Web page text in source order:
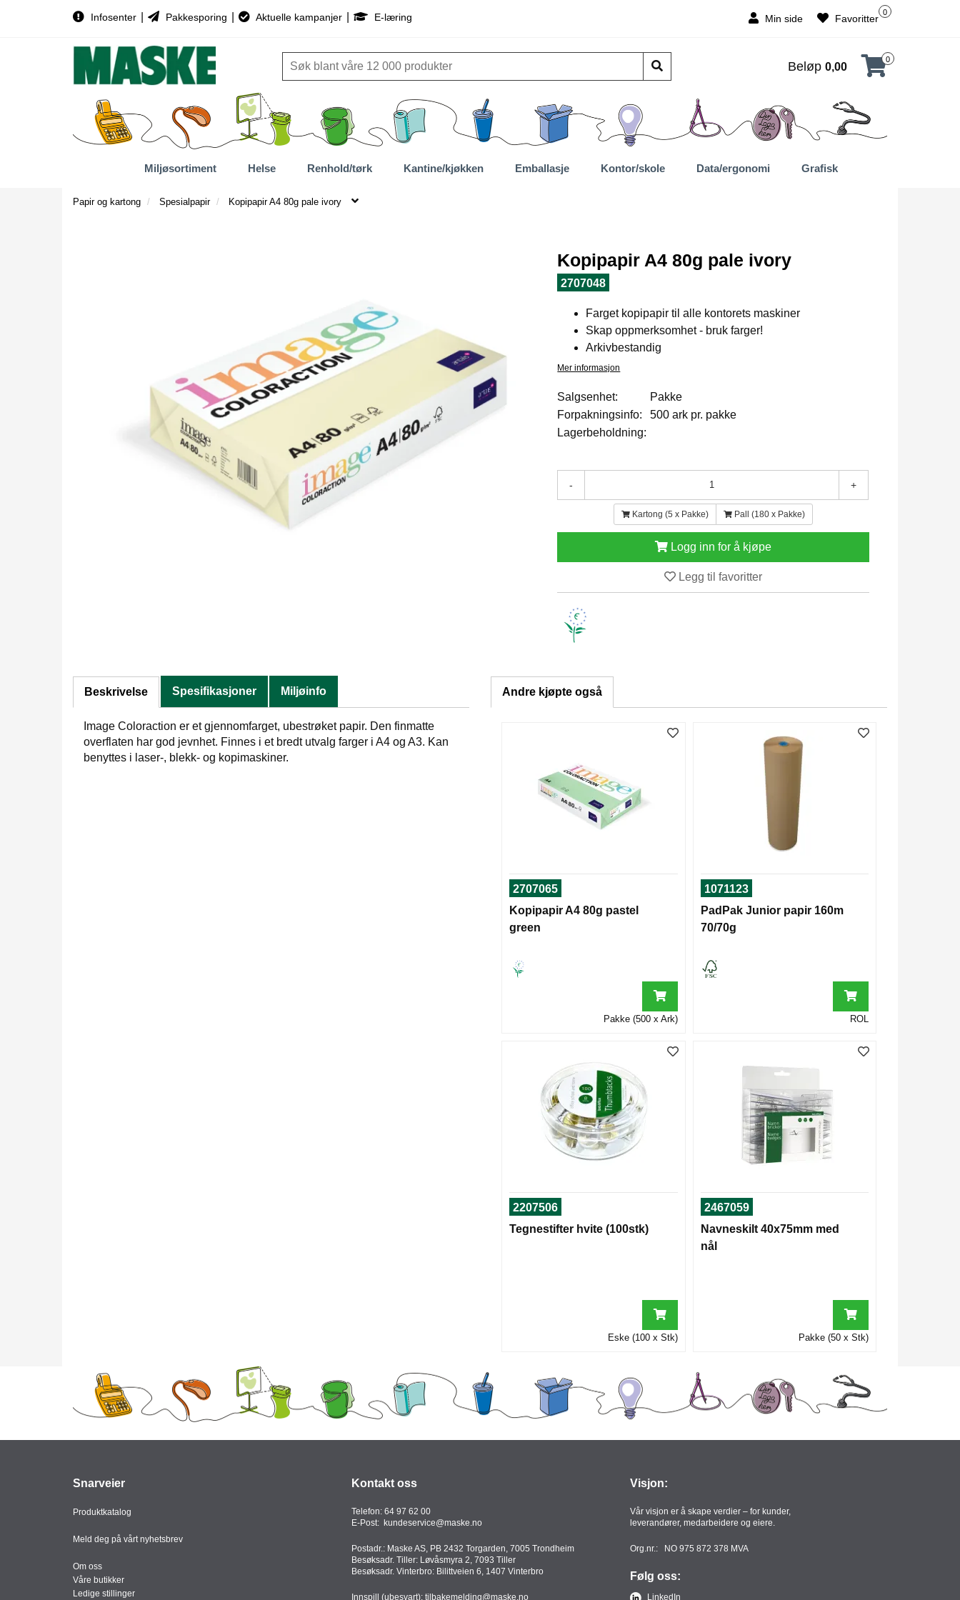
Infosenter Pakkesporing Aktuelle kampanjer E-læring Min side
0
Favoritter
Beløp 0,00
0
Miljøsortiment Helse Renhold/tørk Kantine/kjøkken Emballasje Kontor/skole Data/ergonomi Grafisk
Papir og kartong Spesialpapir Kopipapir A4 80g pale ivory
Kopipapir A4 80g pale ivory
2707048
Farget kopipapir til alle kontorets maskiner
Skap oppmerksomhet - bruk farger!
Arkivbestandig
Mer informasjon
Salgsenhet:
Pakke
Forpakningsinfo:
500 ark pr. pakke
Lagerbeholdning:
- +
Kartong (5 x Pakke) Pall (180 x Pakke)
Logg inn for å kjøpe
Legg til favoritter
Beskrivelse Spesifikasjoner Miljøinfo
Image Coloraction er et gjennomfarget, ubestrøket papir. Den finmatte
overflaten har god jevnhet. Finnes i et bredt utvalg farger i A4 og A3. Kan
benyttes i laser-, blekk- og kopimaskiner.
Andre kjøpte også
2707065
Kopipapir A4 80g pastel
green
Pakke (500 x Ark)
1071123
PadPak Junior papir 160m
70/70g
ROL
2207506
Tegnestifter hvite (100stk)
Eske (100 x Stk)
2467059
Navneskilt 40x75mm med
nål
Pakke (50 x Stk)
Snarveier
Produktkatalog
Meld deg på vårt nyhetsbrev
Om oss
Våre butikker
Ledige stillinger
Kontakt oss
Telefon: 64 97 62 00
E-Post: kundeservice@maske.no
Postadr.: Maske AS, PB 2432 Torgarden, 7005 Trondheim
Besøksadr. Tiller: Løvåsmyra 2, 7093 Tiller
Besøksadr. Vinterbro: Bilittveien 6, 1407 Vinterbro
Innspill (ubesvart): tilbakemelding@maske.no
Visjon:
Vår visjon er å skape verdier – for kunder,
leverandører, medarbeidere og eiere.
Org.nr.: NO 975 872 378 MVA
Følg oss:
LinkedIn